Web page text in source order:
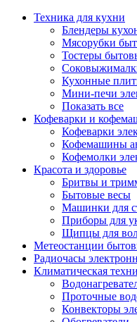
Техника для кухни
Блендеры
Мясорубки
Тостеры
Кухонные
Мини-печи
Показать все
Кофеварки и
Кофеварки
Кофемашины
Кофемолки
Красота и здоровье
Бритвы и
Бытовые весы
Машинки для
Приборы для
Щипцы для
Метеостанции
Радиочасы
Климатическая
Проточные
Конвекторы